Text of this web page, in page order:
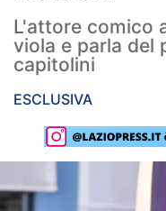
Calciomercato
Lazio Women
Rassegna Lazio
Social
L'attore comico
viola e parla del
capitolini
ESCLUSIVA